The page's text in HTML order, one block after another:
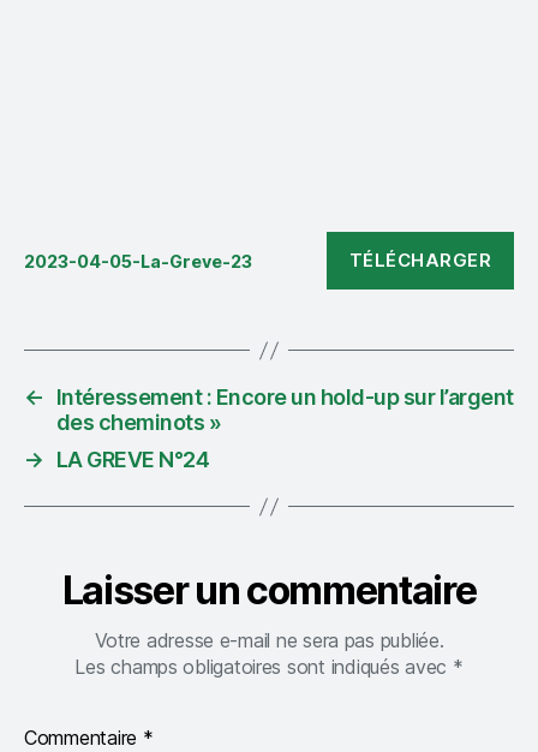
2023-04-05-La-Greve-23 TÉLÉCHARGER
←
Intéressement : Encore un hold-up sur l’argent
des cheminots »
→
LA GREVE N°24
Laisser un commentaire
Votre adresse e-mail ne sera pas publiée.
Les champs obligatoires sont indiqués avec *
Commentaire *